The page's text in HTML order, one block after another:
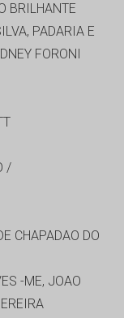
BRILHANTE
PADARIA E
FORONI
/
CHAPADAO DO
-ME, JOAO